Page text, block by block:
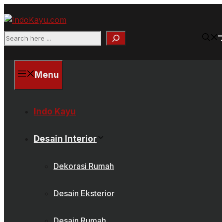
to
content
Search
Menu
Indo Kayu
Desain Interior
Dekorasi Rumah
Desain Eksterior